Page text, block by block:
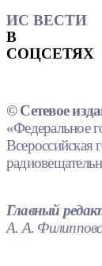
ИС ВЕСТИ
В
СОЦСЕТЯХ
© Сетевое
«Федеральное
Всероссийская
Главный
А. А.